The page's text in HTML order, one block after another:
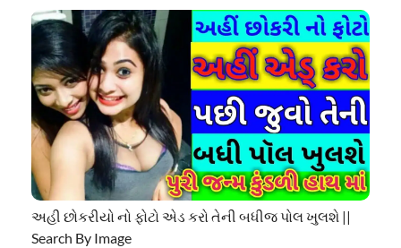
અહી છોકરીયો નો ફોટો એડ કરો તેની બધીજ પોલ ખુલશે ||
Search By Image